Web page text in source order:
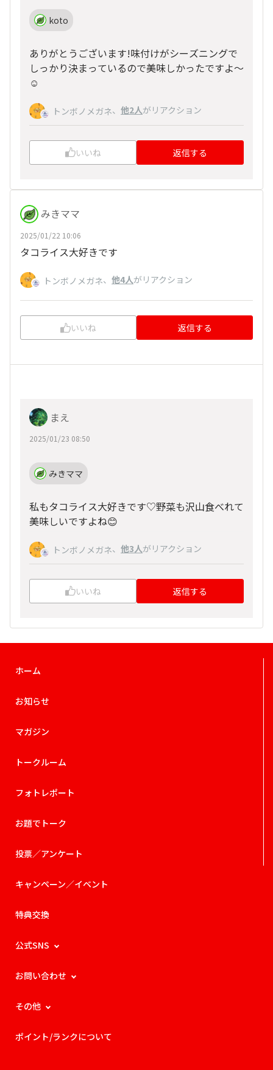
koto
ありがとうございます!味付けがシーズニングで
しっかり決まっているので美味しかったですよ〜
☺️
トンボノメガネ、 他2人がリアクション
いいね 返信する
みきママ
2025/01/22 10:06
タコライス大好きです
トンボノメガネ、 他4人がリアクション
いいね 返信する
まえ
2025/01/23 08:50
みきママ
私もタコライス大好きです♡野菜も沢山食べれて
美味しいですよね😊
トンボノメガネ、 他3人がリアクション
いいね 返信する
ホーム
お知らせ
マガジン
トークルーム
フォトレポート
お題でトーク
投票／アンケート
キャンペーン／イベント
特典交換
公式SNS
お問い合わせ
その他
ポイント/ランクについて